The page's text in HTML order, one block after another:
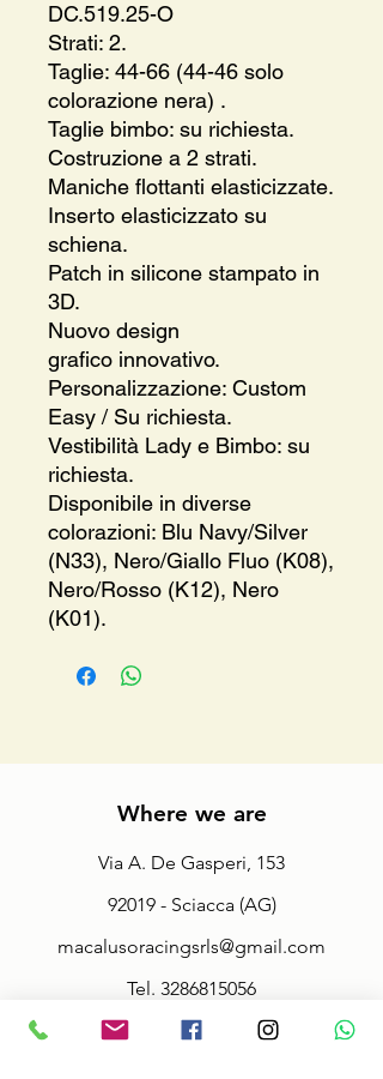
DC.519.25-O
Strati: 2.
Taglie: 44-66 (44-46 solo
colorazione nera) .
Taglie bimbo: su richiesta.
Costruzione a 2 strati.
Maniche flottanti elasticizzate.
Inserto elasticizzato su
schiena.
Patch in silicone stampato in
3D.
Nuovo design
grafico innovativo.
Personalizzazione: Custom
Easy / Su richiesta.
Vestibilità Lady e Bimbo: su
richiesta.
Disponibile in diverse
colorazioni: Blu Navy/Silver
(N33), Nero/Giallo Fluo (K08),
Nero/Rosso (K12), Nero
(K01).
Where we are
Via A. De Gasperi, 153
92019 - Sciacca (AG)
macalusoracingsrls@gmail.com
Tel. 3286815056
092527942